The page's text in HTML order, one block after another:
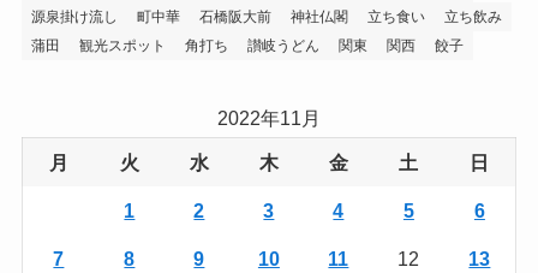
源泉掛け流し
町中華 石橋阪大前 神社仏閣 立ち食い
立ち飲み
蒲田
観光スポット 角打ち 讃岐うどん 関東 関西 餃子
2022年11月
月 火 水 木 金 土 日
1 2 3 4 5 6
7 8 9 10 11 12 13